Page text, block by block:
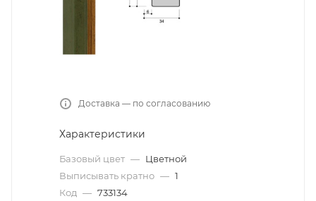
Доставка — по согласованию
Характеристики
Базовый цвет — Цветной
Выписывать кратно — 1
Код — 733134